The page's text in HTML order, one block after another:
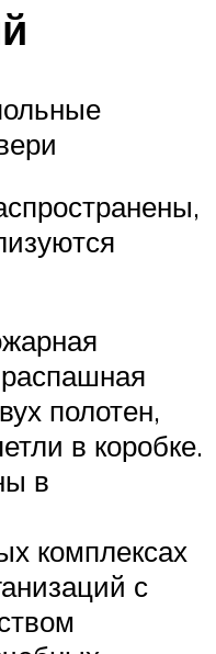
полотен,
в коробке.
в
комплексах
с